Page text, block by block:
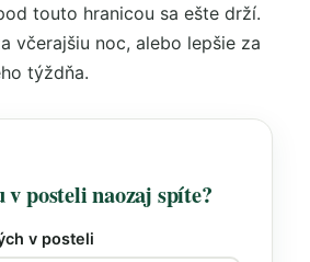
touto hranicou sa ešte drží.
včerajšiu noc, alebo lepšie za
týždňa.
v posteli naozaj spíte?
v posteli